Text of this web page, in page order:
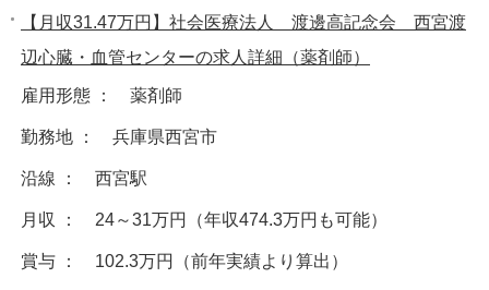
【月収31.47万円】社会医療法人 渡邊高記念会 西宮渡
辺心臓・血管センターの求人詳細（薬剤師）
雇用形態 ： 薬剤師
勤務地 ： 兵庫県西宮市
沿線 ： 西宮駅
月収 ： 24～31万円（年収474.3万円も可能）
賞与 ： 102.3万円（前年実績より算出）